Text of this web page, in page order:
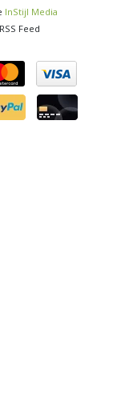
InStijl Media
RSS Feed